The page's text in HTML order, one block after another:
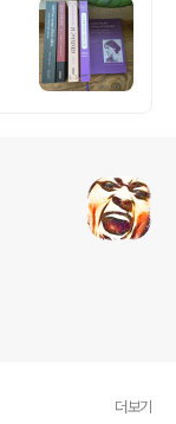
더보기